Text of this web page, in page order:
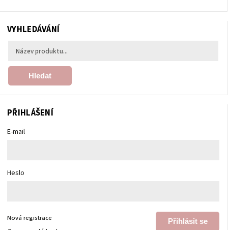
VYHLEDÁVÁNÍ
Hledat
PŘIHLÁŠENÍ
E-mail
Heslo
Přihlásit se
Nová registrace